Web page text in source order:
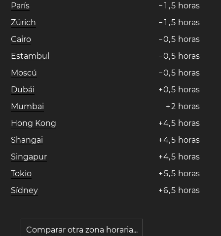
París
− 1 ,5 horas
Zúrich
− 1 ,5 horas
Cairo
−0,5 horas
Estambul
−0,5 horas
Moscú
−0,5 horas
Dubái
+0,5 horas
Mumbai
+2 horas
Hong Kong
+4,5 horas
Shangai
+4,5 horas
Singapur
+4,5 horas
Tokio
+5,5 horas
Sídney
+6,5 horas
Comparar otra zona horaria...